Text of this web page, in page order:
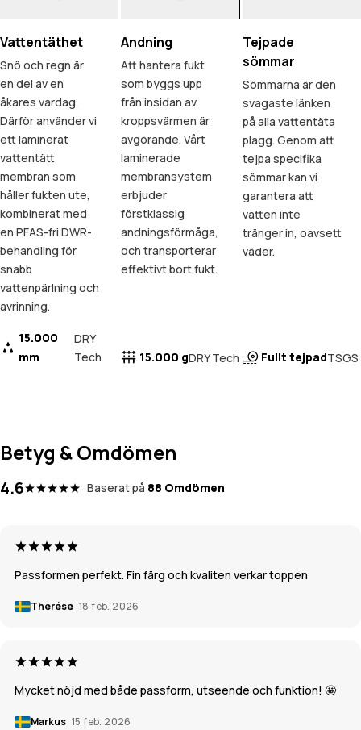
Vattentäthet
Snö och regn är
en del av en
åkares vardag.
Därför använder vi
ett laminerat
vattentätt
membran som
håller fukten ute,
kombinerat med
en PFAS-fri DWR-
behandling för
snabb
vattenpärlning och
avrinning.
15.000
mm
DRY
Tech
Andning
Att hantera fukt
som byggs upp
från insidan av
kroppsvärmen är
avgörande. Vårt
laminerade
membransystem
erbjuder
förstklassig
andningsförmåga,
och transporterar
effektivt bort fukt.
15.000 gDRY Tech
Tejpade
sömmar
Sömmarna är den
svagaste länken
på alla vattentäta
plagg. Genom att
tejpa specifika
sömmar kan vi
garantera att
vatten inte
tränger in, oavsett
väder.
Fullt tejpadTSGS
Betyg & Omdömen
4.6 Baserat på 88 Omdömen
Passformen perfekt. Fin färg och kvaliten verkar toppen
Therése 18 feb. 2026
Mycket nöjd med både passform, utseende och funktion! 🤩
Markus 15 feb. 2026